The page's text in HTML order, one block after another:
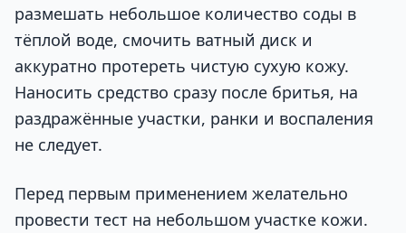
размешать небольшое количество соды в
тёплой воде, смочить ватный диск и
аккуратно протереть чистую сухую кожу.
Наносить средство сразу после бритья, на
раздражённые участки, ранки и воспаления
не следует.
Перед первым применением желательно
провести тест на небольшом участке кожи.